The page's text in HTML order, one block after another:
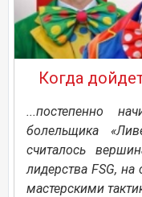
Когда
...постепенно
болельщика
считалось
лидерства FSG,
мастерскими